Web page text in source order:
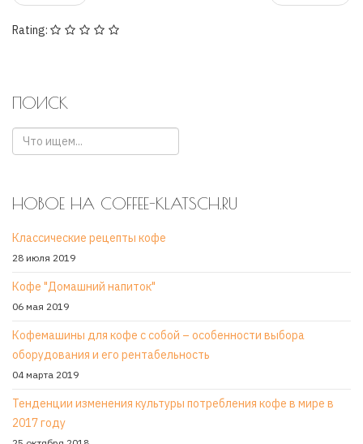
Rating:
ПОИСК
НОВОЕ НА COFFEE-KLATSCH.RU
Классические рецепты кофе
28 июля 2019
Кофе "Домашний напиток"
06 мая 2019
Кофемашины для кофе с собой – особенности выбора
оборудования и его рентабельность
04 марта 2019
Тенденции изменения культуры потребления кофе в мире в
2017 году